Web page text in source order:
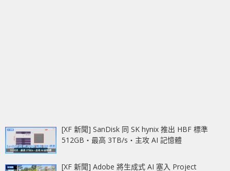
[XF 新聞] SanDisk 同 SK hynix 推出 HBF 標準
512GB‧最高 3TB/s‧主攻 AI 記憶體
[XF 新聞] Adobe 將生成式 AI 塞入 Project